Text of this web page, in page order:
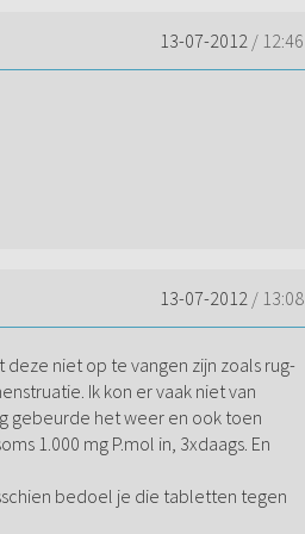
13-07-2012 / 12:46
13-07-2012 / 13:08
niet op te vangen zijn zoals rug-
Ik kon er vaak niet van
gebeurde het weer en ook toen
1.000 mg P.mol in, 3xdaags. En
bedoel je die tabletten tegen